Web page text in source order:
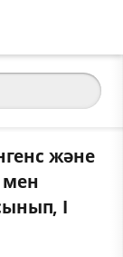
және
мен
I